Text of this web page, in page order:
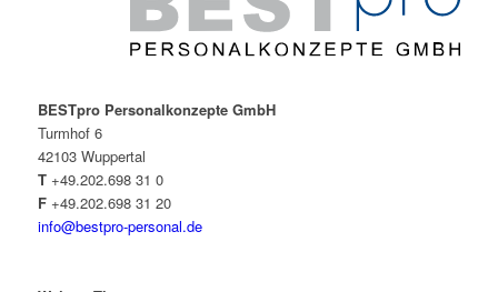
BESTpro Personalkonzepte GmbH
Turmhof 6
42103 Wuppertal
T+49.202.698 31 0
F+49.202.698 31 20
info@bestpro-personal.de